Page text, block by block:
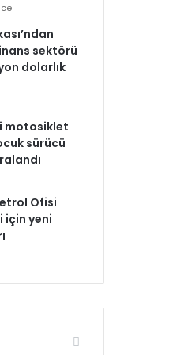
sektörü
dolarlık
motosiklet
sürücü
Ofisi
için yeni